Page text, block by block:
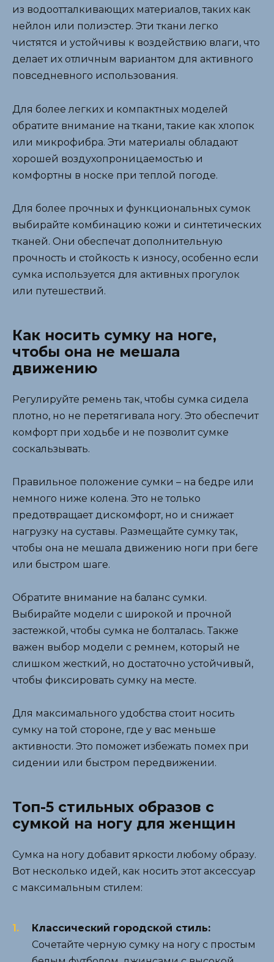
из водоотталкивающих материалов, таких как
нейлон или полиэстер. Эти ткани легко
чистятся и устойчивы к воздействию влаги, что
делает их отличным вариантом для активного
повседневного использования.
Для более легких и компактных моделей
обратите внимание на ткани, такие как хлопок
или микрофибра. Эти материалы обладают
хорошей воздухопроницаемостью и
комфортны в носке при теплой погоде.
Для более прочных и функциональных сумок
выбирайте комбинацию кожи и синтетических
тканей. Они обеспечат дополнительную
прочность и стойкость к износу, особенно если
сумка используется для активных прогулок
или путешествий.
Как носить сумку на ноге,
чтобы она не мешала
движению
Регулируйте ремень так, чтобы сумка сидела
плотно, но не перетягивала ногу. Это обеспечит
комфорт при ходьбе и не позволит сумке
соскальзывать.
Правильное положение сумки – на бедре или
немного ниже колена. Это не только
предотвращает дискомфорт, но и снижает
нагрузку на суставы. Размещайте сумку так,
чтобы она не мешала движению ноги при беге
или быстром шаге.
Обратите внимание на баланс сумки.
Выбирайте модели с широкой и прочной
застежкой, чтобы сумка не болталась. Также
важен выбор модели с ремнем, который не
слишком жесткий, но достаточно устойчивый,
чтобы фиксировать сумку на месте.
Для максимального удобства стоит носить
сумку на той стороне, где у вас меньше
активности. Это поможет избежать помех при
сидении или быстром передвижении.
Топ-5 стильных образов с
сумкой на ногу для женщин
Сумка на ногу добавит яркости любому образу.
Вот несколько идей, как носить этот аксессуар
с максимальным стилем:
Классический городской стиль:
Сочетайте черную сумку на ногу с простым